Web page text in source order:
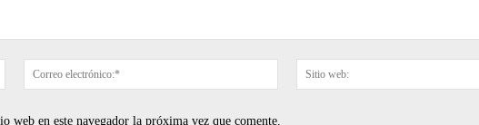
Nombre:*
Correo
electrónico:*
en este navegador la próxima vez que comente.